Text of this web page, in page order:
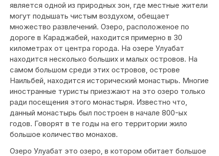
является одной из природных зон, где местные жители
могут подышать чистым воздухом, обещает
множество развлечений. Озеро, расположеное по
дороге в Караджабей, находится примерно в 30
километрах от центра города. На озере Улуабат
находится несколько больших и малых островов. На
самом большом среди этих островов, острове
Наильбей, находится исторический монастырь. Многие
иностранные туристы приезжают на это озеро только
ради посещения этого монастыря. Известно что,
данный монастырь был построен в начале 800-ых
годов. Говорят в те годы на его территории жило
большое количество монахов.
Озеро Улуабат это озеро, в котором обитает большое